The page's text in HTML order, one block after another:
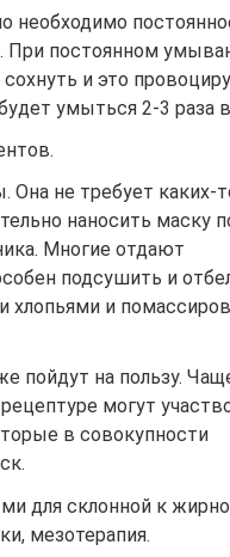
необходимо
При постоянном
и это
умыться 2-3 раза
Она не требует каких-
наносить маску
Многие отдают
подсушить и
и
пойдут на пользу.
могут
в совокупности
для склонной к
мезотерапия.